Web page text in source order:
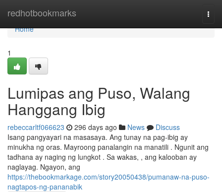
redhotbookmarks
Home
Home
1
Lumipas ang Puso, Walang
Hanggang Ibig
rebeccarltf066623 296 days ago News
Discuss
Isang pangyayari na masasaya. Ang tunay na pag-ibig ay
minukha ng oras. Mayroong panalangin na manatili . Ngunit ang
tadhana ay naging ng lungkot . Sa wakas, , ang kalooban ay
naglayag. Ngayon, ang
https://thebookmarkage.com/story20050438/pumanaw-na-puso-
nagtapos-ng-pananabik